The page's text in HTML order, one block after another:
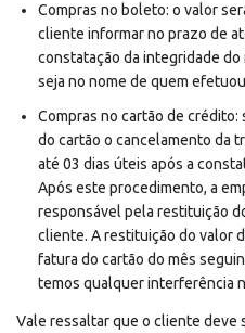
Compras no boleto: o valor
cliente informar no prazo de
constatação da integridade do
seja no nome de quem
Compras no cartão de
do cartão o cancelamento da
até 03 dias úteis após a
Após este procedimento, a
responsável pela restituição
cliente. A restituição do valor
fatura do cartão do mês
temos qualquer interferência
Vale ressaltar que o cliente deve